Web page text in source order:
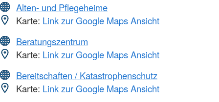
Alten- und Pflegeheime
Karte: Link zur Google Maps Ansicht
Beratungszentrum
Karte: Link zur Google Maps Ansicht
Bereitschaften / Katastrophenschutz
Karte: Link zur Google Maps Ansicht